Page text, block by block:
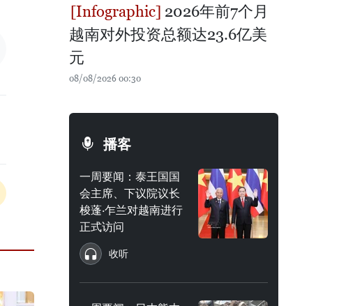
2026年前7个月
越南对外投资总额达23.6亿美
元
08/08/2026 00:30
播客
一周要闻：泰王国国
会主席、下议院议长
梭蓬·乍兰对越南进行
正式访问
收听